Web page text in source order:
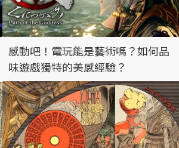
感動吧！電玩能是藝術嗎？如何品
味遊戲獨特的美感經驗？